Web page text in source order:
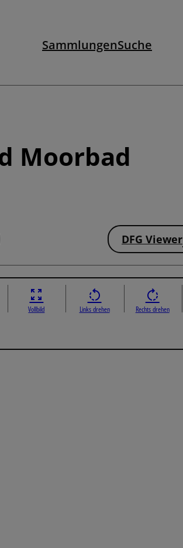
SammlungenSuche
Moorbad
DFG Viewer
Vollbild Links drehen Rechts drehen